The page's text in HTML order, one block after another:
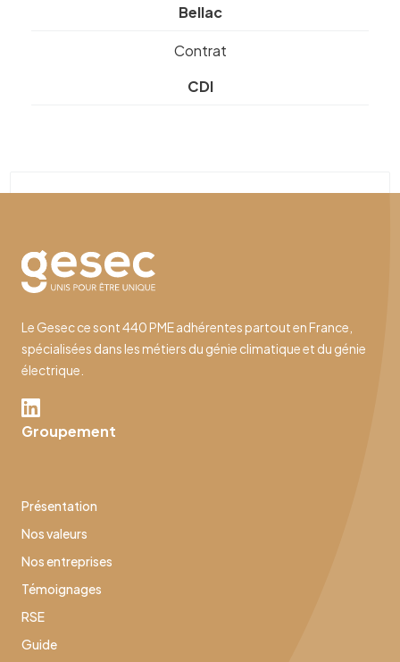
Bellac
Contrat
CDI
Le Gesec ce sont 440 PME adhérentes partout en France,
spécialisées dans les métiers du génie climatique et du génie
électrique.
Groupement
Présentation
Nos valeurs
Nos entreprises
Témoignages
RSE
Guide